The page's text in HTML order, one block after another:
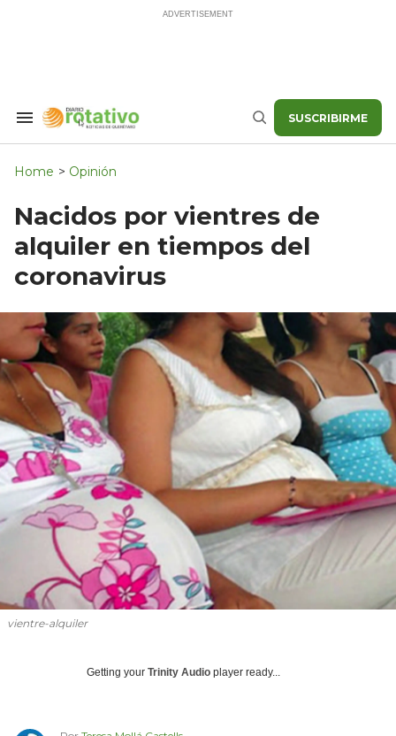
Search
Navigation
Buscar SUSCRIBIRME
Home > Opinión
Nacidos por vientres de
alquiler en tiempos del
coronavirus
vientre-alquiler
Getting your Trinity Audio player ready...